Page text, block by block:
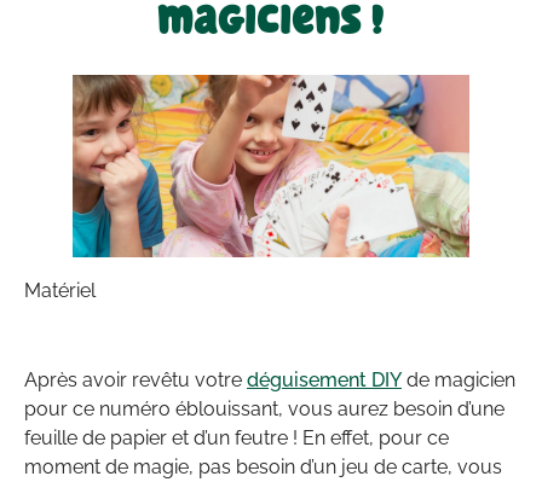
magiciens !
Matériel
Après avoir revêtu votre déguisement DIY de magicien
pour ce numéro éblouissant, vous aurez besoin d’une
feuille de papier et d’un feutre ! En effet, pour ce
moment de magie, pas besoin d’un jeu de carte, vous